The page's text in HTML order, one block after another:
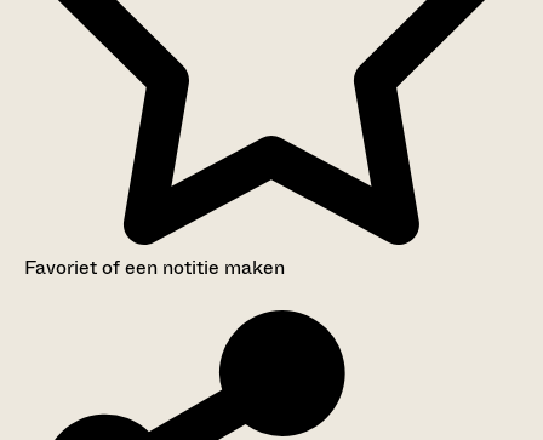
Favoriet of een notitie maken